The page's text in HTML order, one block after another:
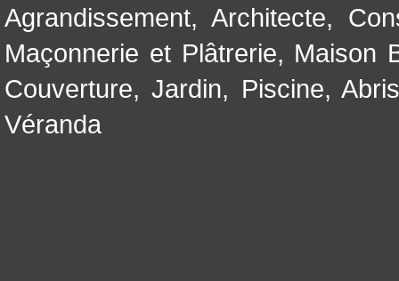
Agrandissement, Architecte,
Maçonnerie et Plâtrerie, Maison
Couverture,Jardin, Piscine,
Véranda